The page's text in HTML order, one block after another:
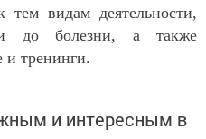
видам деятельности,
до болезни, а также
и тренинги.
и интересным в